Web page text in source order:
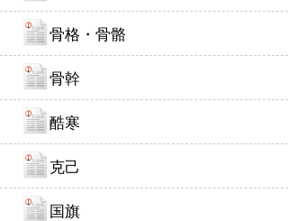
骨格・骨骼
骨幹
酷寒
克己
国旗